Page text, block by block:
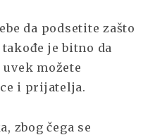
da podsetite zašto
je bitno da
možete
i prijatelja.
zbog čega se